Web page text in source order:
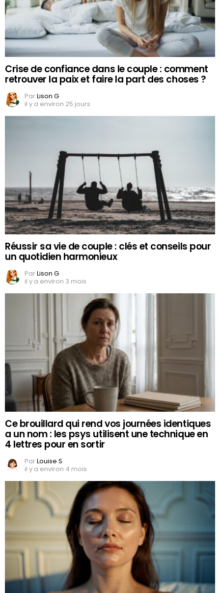
Crise de confiance dans le couple : comment
retrouver la paix et faire la part des choses ?
ParLison G
il y a environ 25 jours
Réussir sa vie de couple : clés et conseils pour
un quotidien harmonieux
ParLison G
il y a environ 3 mois
Ce brouillard qui rend vos journées identiques
a un nom : les psys utilisent une technique en
4 lettres pour en sortir
ParLouise S
il y a environ 4 mois